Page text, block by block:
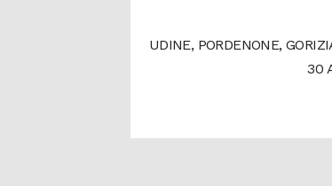
UDINE, PORDENONE,
30